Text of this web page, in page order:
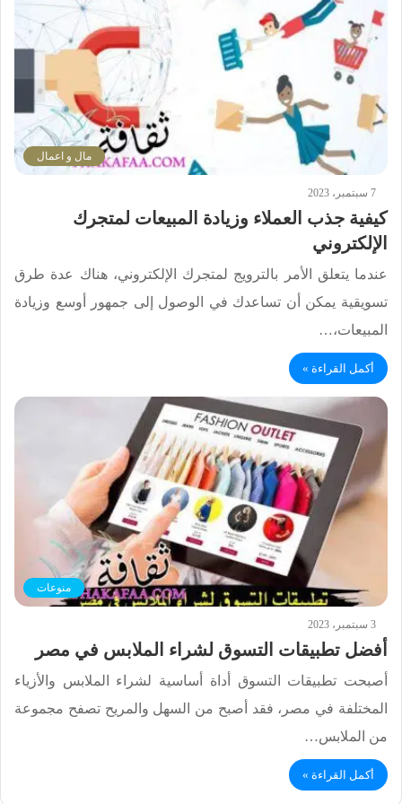
مال و اعمال
7 سبتمبر، 2023
كيفية جذب العملاء وزيادة المبيعات لمتجرك
الإلكتروني
عندما يتعلق الأمر بالترويج لمتجرك الإلكتروني، هناك عدة طرق
تسويقية يمكن أن تساعدك في الوصول إلى جمهور أوسع وزيادة
المبيعات،…
أكمل القراءة »
منوعات
3 سبتمبر، 2023
أفضل تطبيقات التسوق لشراء الملابس في مصر
أصبحت تطبيقات التسوق أداة أساسية لشراء الملابس والأزياء
المختلفة في مصر، فقد أصبح من السهل والمريح تصفح مجموعة
من الملابس…
أكمل القراءة »